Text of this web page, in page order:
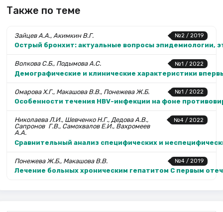
Также по теме
№2 / 2019
Зайцев А.А., Акимкин В.Г.
Острый бронхит: актуальные вопросы эпидемиологии,
№1 / 2022
Волкова С.Б., Подымова А.С.
Демографические и клинические характеристики
№1 / 2022
Омарова Х.Г., Макашова В.В., Понежева Ж.Б.
Особенности течения HBV-инфекции на фоне
№4 / 2022
Николаева Л.И., Шевченко Н.Г., Дедова А.В.,
Сапронов Г.В., Самохвалов Е.И., Вахромеев
А.А.
Сравнительный анализ специфических и
№4 / 2019
Понежева Ж.Б., Макашова В.В.
Лечение больных хроническим гепатитом С первым